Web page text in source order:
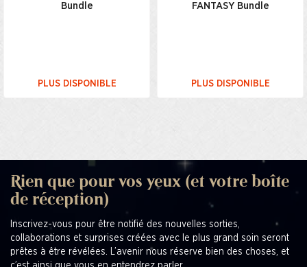
Bundle
PLUS DISPONIBLE
FANTASY Bundle
PLUS DISPONIBLE
Rien que pour vos yeux (et votre boîte
de réception)
Inscrivez-vous pour être notifié des nouvelles sorties,
collaborations et surprises créées avec le plus grand soin seront
prêtes à être révélées. L’avenir nous réserve bien des choses, et